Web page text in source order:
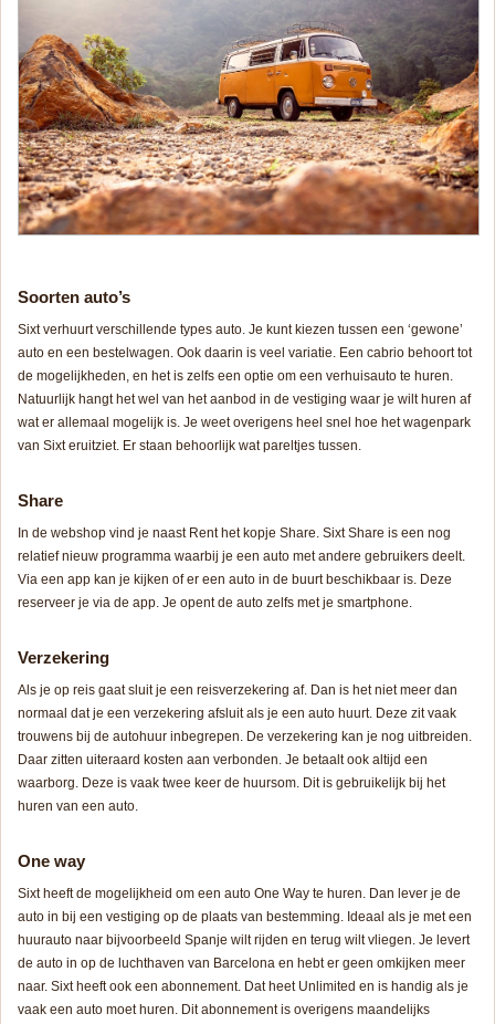
Soorten auto’s
Sixt verhuurt verschillende types auto. Je kunt kiezen tussen een ‘gewone’
auto en een bestelwagen. Ook daarin is veel variatie. Een cabrio behoort tot
de mogelijkheden, en het is zelfs een optie om een verhuisauto te huren.
Natuurlijk hangt het wel van het aanbod in de vestiging waar je wilt huren af
wat er allemaal mogelijk is. Je weet overigens heel snel hoe het wagenpark
van Sixt eruitziet. Er staan behoorlijk wat pareltjes tussen.
Share
In de webshop vind je naast Rent het kopje Share. Sixt Share is een nog
relatief nieuw programma waarbij je een auto met andere gebruikers deelt.
Via een app kan je kijken of er een auto in de buurt beschikbaar is. Deze
reserveer je via de app. Je opent de auto zelfs met je smartphone.
Verzekering
Als je op reis gaat sluit je een reisverzekering af. Dan is het niet meer dan
normaal dat je een verzekering afsluit als je een auto huurt. Deze zit vaak
trouwens bij de autohuur inbegrepen. De verzekering kan je nog uitbreiden.
Daar zitten uiteraard kosten aan verbonden. Je betaalt ook altijd een
waarborg. Deze is vaak twee keer de huursom. Dit is gebruikelijk bij het
huren van een auto.
One way
Sixt heeft de mogelijkheid om een auto One Way te huren. Dan lever je de
auto in bij een vestiging op de plaats van bestemming. Ideaal als je met een
huurauto naar bijvoorbeeld Spanje wilt rijden en terug wilt vliegen. Je levert
de auto in op de luchthaven van Barcelona en hebt er geen omkijken meer
naar. Sixt heeft ook een abonnement. Dat heet Unlimited en is handig als je
vaak een auto moet huren. Dit abonnement is overigens maandelijks